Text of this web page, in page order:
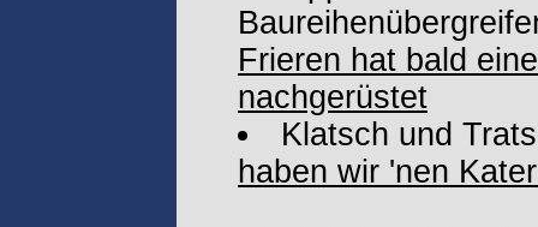
Frieren hat bald
nachgerüstet
Klatsch und
haben wir 'nen